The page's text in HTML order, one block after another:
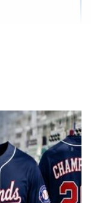
Μεταξοτυπία Ανδρικά Ρούχα Μπέιζμπολ Ομάδας Ολόσωμη Εκτύπωση Κέντημα Χρώμα Γραφίτη
OEM υφαντική 100% Πολυεστέρα T-shirts Sublimation Spandex Polo Για τους παίκτες του γκολφ
Παναθηναϊκός Ποδοσφαιριστής Φόρμα Υψηλή Υψηλή Υψηλή Υψηλή Υψηλή Υψηλή